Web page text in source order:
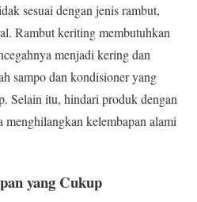
sesuai dengan jenis rambut,
Rambut keriting membutuhkan
menjadi kering dan
sampo dan kondisioner yang
Selain itu, hindari produk dengan
menghilangkan kelembapan alami
yang Cukup